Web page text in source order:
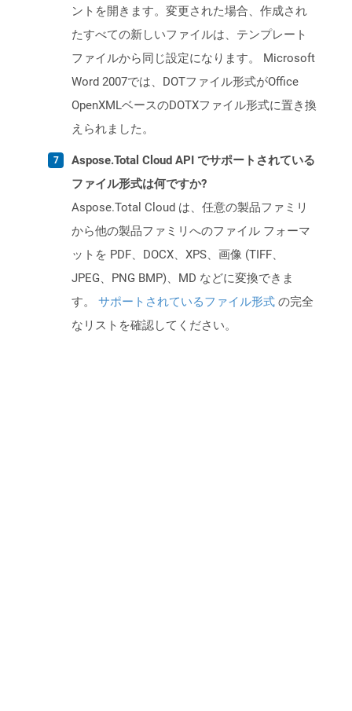
ントを開きます。変更された場合、作成され
たすべての新しいファイルは、テンプレート
ファイルから同じ設定になります。 Microsoft
Word 2007では、DOTファイル形式がOffice
OpenXMLベースのDOTXファイル形式に置き換
えられました。
Aspose.Total Cloud API でサポートされている
ファイル形式は何ですか?
Aspose.Total Cloud は、任意の製品ファミリ
から他の製品ファミリへのファイル フォーマ
ットを PDF、DOCX、XPS、画像 (TIFF、
JPEG、PNG BMP)、MD などに変換できま
す。 サポートされているファイル形式 の完全
なリストを確認してください。